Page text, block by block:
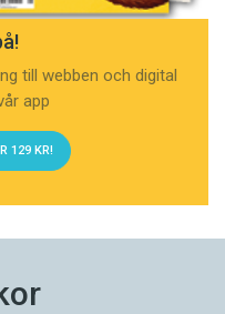
till webben och digital
app
129 KR!